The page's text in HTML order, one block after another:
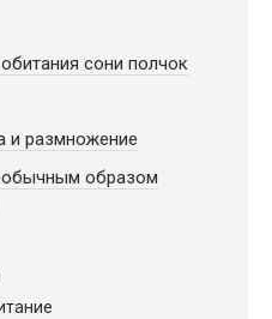
сони полчок
и размножение
образом